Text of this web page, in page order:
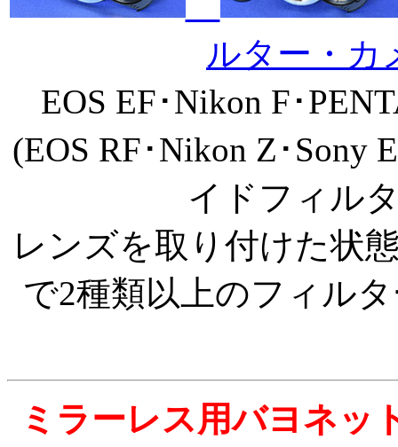
ルター・
EOS EF･Nikon F･
(EOS RF･Nikon Z･
イドフィル
レンズを取り付けた状
で2種類以上のフィル
ミラーレス用バヨネッ